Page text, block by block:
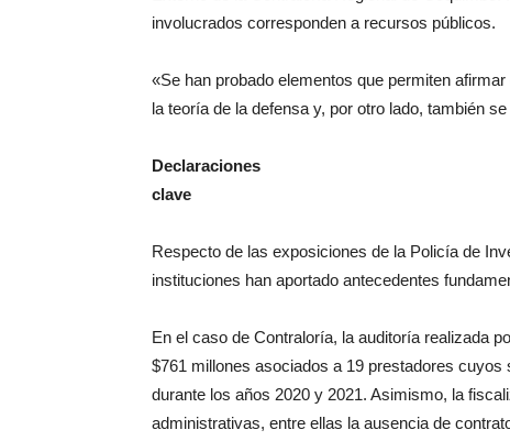
involucrados corresponden a recursos públicos.
«Se han probado elementos que permiten
la teoría de la defensa y, por otro lado, también
Declaraciones
clave
Respecto de las exposiciones de la Policía de
instituciones han aportado antecedentes
En el caso de Contraloría, la auditoría realizada
$761 millones asociados a 19 prestadores
durante los años 2020 y 2021. Asimismo, la
administrativas, entre ellas la ausencia de